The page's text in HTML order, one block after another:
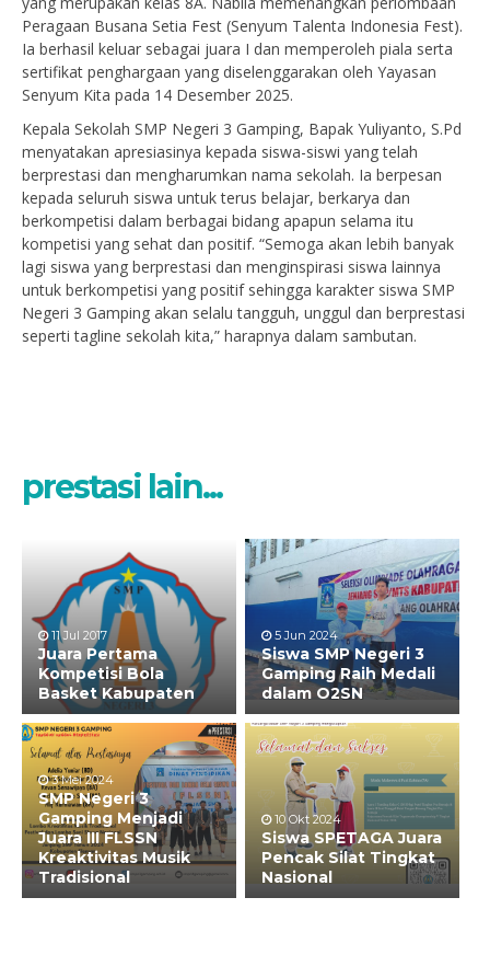
Peragaan Busana Setia Fest (Senyum Talenta Indonesia Fest).
Ia berhasil keluar sebagai juara I dan memperoleh piala serta
sertifikat penghargaan yang diselenggarakan oleh Yayasan
Senyum Kita pada 14 Desember 2025.
Kepala Sekolah SMP Negeri 3 Gamping, Bapak Yuliyanto, S.Pd
menyatakan apresiasinya kepada siswa-siswi yang telah
berprestasi dan mengharumkan nama sekolah. Ia berpesan
kepada seluruh siswa untuk terus belajar, berkarya dan
berkompetisi dalam berbagai bidang apapun selama itu
kompetisi yang sehat dan positif. “Semoga akan lebih banyak
lagi siswa yang berprestasi dan menginspirasi siswa lainnya
untuk berkompetisi yang positif sehingga karakter siswa SMP
Negeri 3 Gamping akan selalu tangguh, unggul dan berprestasi
seperti tagline sekolah kita,” harapnya dalam sambutan.
prestasi lain...
11 Jul 2017
Juara Pertama
Kompetisi Bola
Basket Kabupaten
5 Jun 2024
Siswa SMP Negeri 3
Gamping Raih Medali
dalam O2SN
3 Mei 2024
SMP Negeri 3
Gamping Menjadi
Juara III FLSSN
Kreaktivitas Musik
Tradisional
10 Okt 2024
Siswa SPETAGA Juara
Pencak Silat Tingkat
Nasional